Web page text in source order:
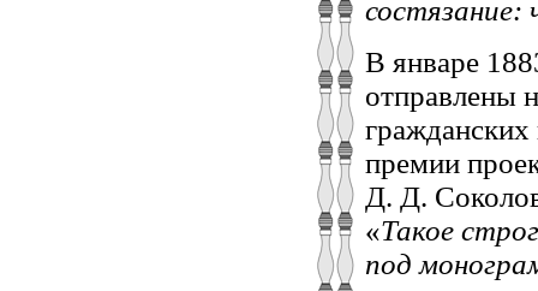
состязание:
В январе
отправлены
гражданских
премии
Д. Д.
«Такое
под